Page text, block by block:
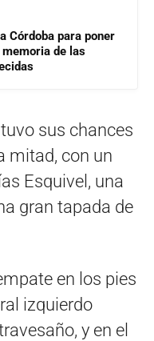
Córdoba para poner
de las
sus chances
mitad, con un
Esquivel, una
gran tapada de
en los pies
izquierdo
y en el